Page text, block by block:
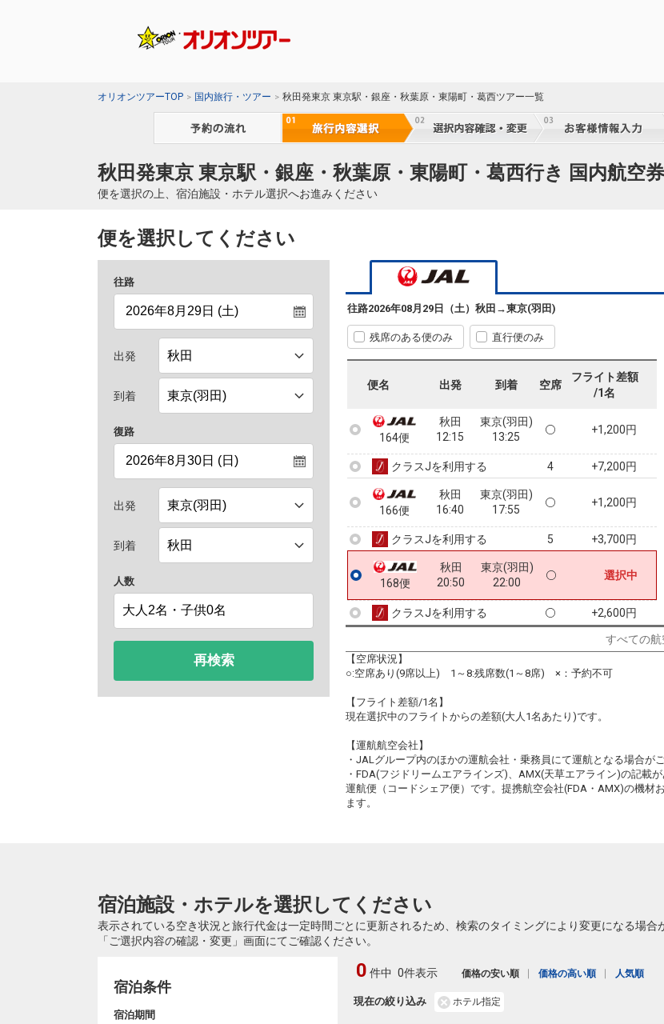
オリオンツアーTOP 国内旅行・ツアー 秋田発東京 東京駅・銀座・秋葉原・東陽町・葛西ツアー一覧
秋田発東京 東京駅・銀座・秋葉原・東陽町・葛西行き 国内航空
便を選択の上、宿泊施設・ホテル選択へお進みください
便を選択してください
往路
出発
到着
復路
出発
到着
人数
再検索
往路2026年08月29日（土） 秋田 →東京(羽田)
残席のある便のみ 直行便のみ
便名 出発 到着 空席
フライト差額
/1名
162便
秋田
08:35
東京(羽田)
09:45
+1,200円
クラスJを利用する 6 +3,700円
164便
秋田
12:15
東京(羽田)
13:25
+1,200円
クラスJを利用する 4 +7,200円
166便
秋田
16:40
東京(羽田)
17:55
+1,200円
クラスJを利用する 5 +3,700円
168便
秋田
20:50
東京(羽田)
22:00
選択中
クラスJを利用する +2,600円
すべての航
【空席状況】
○:空席あり(9席以上) 1～8:残席数(1～8席) ×：予約不可
【フライト差額/1名】
現在選択中のフライトからの差額(大人1名あたり)です。
【運航航空会社】
・JALグループ内のほかの運航会社・乗務員にて運航となる場合がご
・FDA(フジドリームエアラインズ)、AMX(天草エアライン)の記載
運航便（コードシェア便）です。提携航空会社(FDA・AMX)の機材
ます。
宿泊施設・ホテルを選択してください
表示されている空き状況と旅行代金は一定時間ごとに更新されるため、検索のタイミングにより変更になる場
「ご選択内容の確認・変更」画面にてご確認ください。
宿泊条件
宿泊期間
現在の絞り込み ホテル指定
0 件中 0件表示 価格の安い順 価格の高い順 人気順